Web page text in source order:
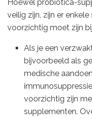
Hoewel probiotica-
veilig zijn, zijn er
voorzichtig moet zijn
Als je een
bijvoorbeeld als
medische
voorzichtig zijn
supplementen.